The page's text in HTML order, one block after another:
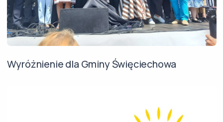
Wyróżnienie dla Gminy Święciechowa